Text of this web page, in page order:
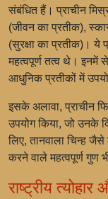
संबंधित हैं। प्राचीन
(जीवन का प्रतीक),
(सुरक्षा का प्रतीक)। ये
महत्वपूर्ण तत्व थे। इनमें
आधुनिक प्रतीकों में
इसके अलावा, प्राचीन
उपयोग किया, जो उनके
लिए, तानवाला चिन्ह
करने वाले महत्वपूर्ण गुण
राष्ट्रीय